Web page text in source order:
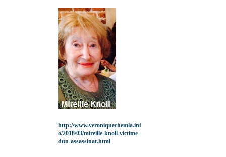
http://www.veroniquechemla.inf
o/2018/03/mireille-knoll-victime-
dun-assassinat.html